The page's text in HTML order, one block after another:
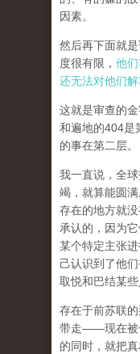
因素。
然后再下面就
度很有限， 他
还无法对他们
这就是审查的
和遍地的404是
的事在第二层。
我一直说，全
竭，就算能圆
存在的地方就
承认的，因为
某个特定主张
己认识到了他
取悦和巴结某些
存在于前苏联
带走——现在被
的同时，就把真